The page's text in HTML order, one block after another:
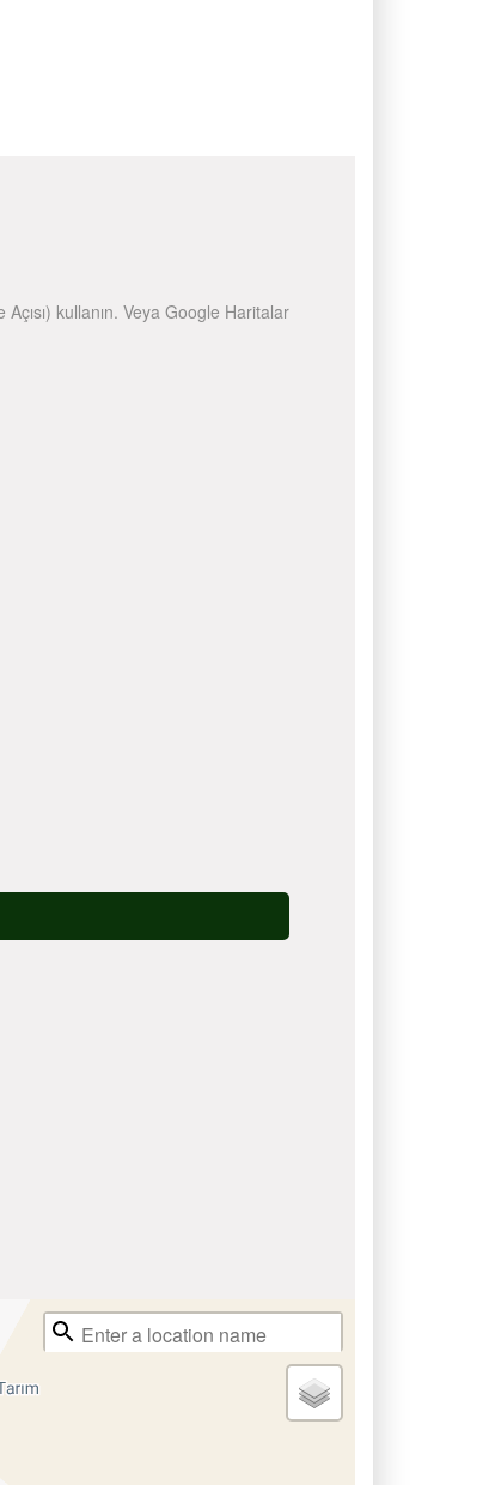
kullanın. Veya Google Haritalar